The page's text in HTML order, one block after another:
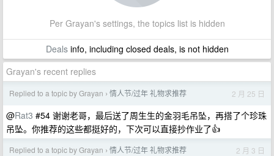
Per Grayan's settings, the topics list is hidden
Dealsinfo, including closed deals, is not hidden
Grayan's recent replies
Replied to a topic by Grayan › 情人节/过年 礼物求推荐 2 月 25 日
@Rat3 #54 谢谢老哥，最后送了周生生的金羽毛吊坠，再搭了个珍珠
吊坠。你推荐的这些都挺好的，下次可以直接抄作业了👍
Replied to a topic by Grayan › 情人节/过年 礼物求推荐 2 月 3 日